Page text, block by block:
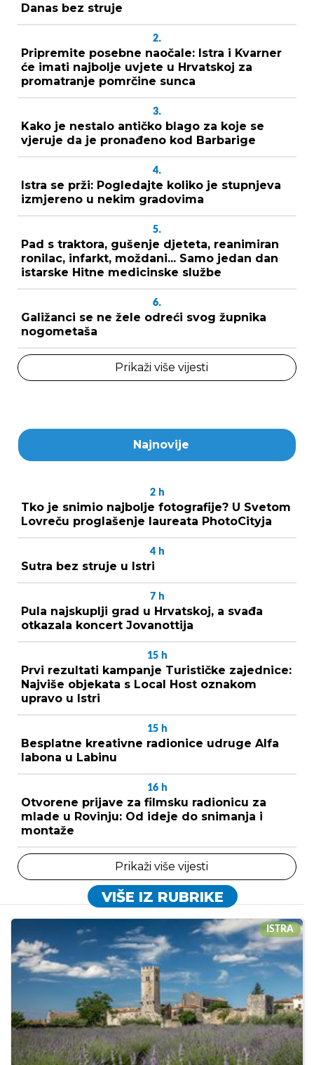
Danas bez struje
2.
Pripremite posebne naočale: Istra i Kvarner
će imati najbolje uvjete u Hrvatskoj za
promatranje pomrčine sunca
3.
Kako je nestalo antičko blago za koje se
vjeruje da je pronađeno kod Barbarige
4.
Istra se prži: Pogledajte koliko je stupnjeva
izmjereno u nekim gradovima
5.
Pad s traktora, gušenje djeteta, reanimiran
ronilac, infarkt, moždani... Samo jedan dan
istarske Hitne medicinske službe
6.
Galižanci se ne žele odreći svog župnika
nogometaša
Prikaži više vijesti
Najnovije
2 h
Tko je snimio najbolje fotografije? U Svetom
Lovreču proglašenje laureata PhotoCityja
4 h
Sutra bez struje u Istri
7 h
Pula najskuplji grad u Hrvatskoj, a svađa
otkazala koncert Jovanottija
15 h
Prvi rezultati kampanje Turističke zajednice:
Najviše objekata s Local Host oznakom
upravo u Istri
15 h
Besplatne kreativne radionice udruge Alfa
labona u Labinu
16 h
Otvorene prijave za filmsku radionicu za
mlade u Rovinju: Od ideje do snimanja i
montaže
Prikaži više vijesti
VIŠE IZ RUBRIKE
ISTRA